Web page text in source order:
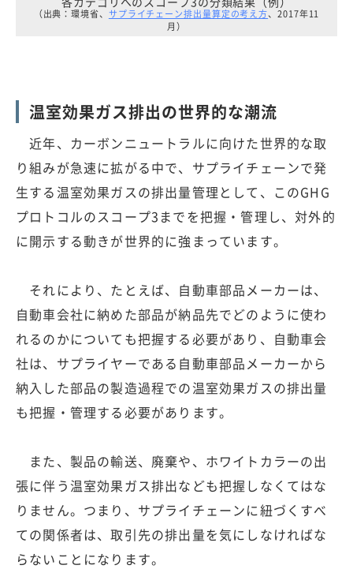
（出典：環境省、 サプライチェーン排出量算定の考え方、2017年11
月）
温室効果ガス排出の世界的な潮流
近年、カーボンニュートラルに向けた世界的な取
り組みが急速に拡がる中で、サプライチェーンで発
生する温室効果ガスの排出量管理として、このGHG
プロトコルのスコープ3までを把握・管理し、対外的
に開示する動きが世界的に強まっています。
それにより、たとえば、自動車部品メーカーは、
自動車会社に納めた部品が納品先でどのように使わ
れるのかについても把握する必要があり、自動車会
社は、サプライヤーである自動車部品メーカーから
納入した部品の製造過程での温室効果ガスの排出量
も把握・管理する必要があります。
また、製品の輸送、廃棄や、ホワイトカラーの出
張に伴う温室効果ガス排出なども把握しなくてはな
りません。つまり、サプライチェーンに紐づくすべ
ての関係者は、取引先の排出量を気にしなければな
らないことになります。